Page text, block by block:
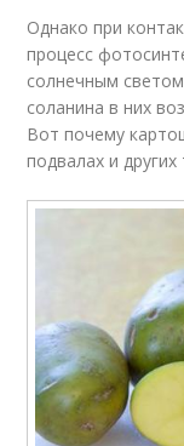
Однако при
процесс
солнечным
соланина в них
Вот почему
подвалах и